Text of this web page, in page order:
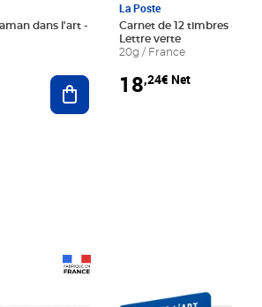
dans l'art -
Ajouter au panier
La Poste
Carnet de 12 timbres - Le
Lettre verte
20g / France
18,24€ Net